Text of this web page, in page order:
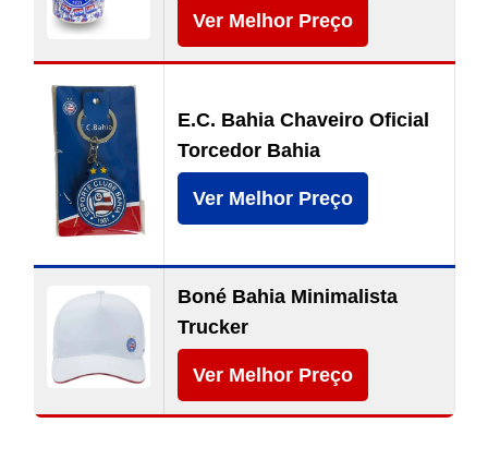
Ver Melhor Preço
E.C. Bahia Chaveiro Oficial
Torcedor Bahia
Ver Melhor Preço
Boné Bahia Minimalista
Trucker
Ver Melhor Preço